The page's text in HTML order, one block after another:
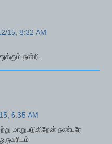
15, 8:32 AM
நன்றி.
6:35 AM
மாறுபடுகிறேன் நண்பரே